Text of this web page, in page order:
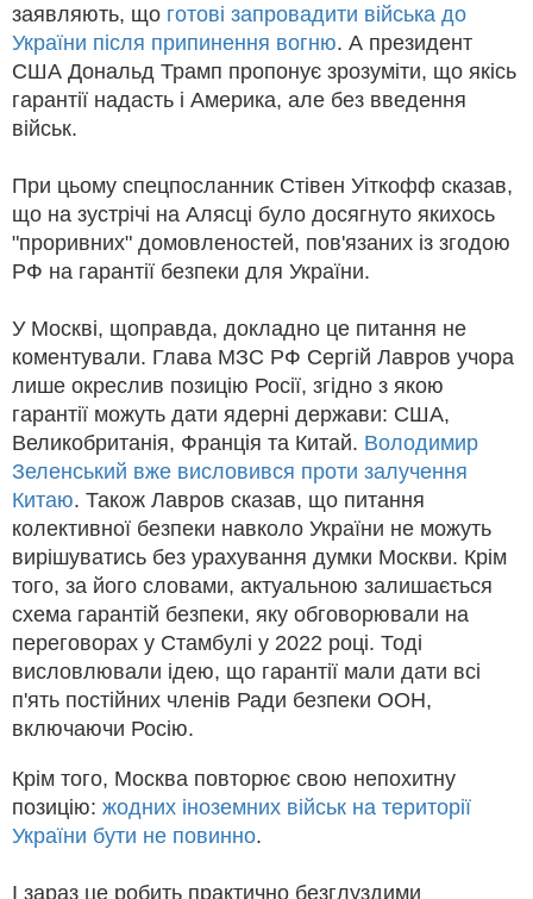
заявляють, що готові запровадити війська до
України після припинення вогню. А президент
США Дональд Трамп пропонує зрозуміти, що якісь
гарантії надасть і Америка, але без введення
військ.
При цьому спецпосланник Стівен Уіткофф сказав,
що на зустрічі на Алясці було досягнуто якихось
"проривних" домовленостей, пов'язаних із згодою
РФ на гарантії безпеки для України.
У Москві, щоправда, докладно це питання не
коментували. Глава МЗС РФ Сергій Лавров учора
лише окреслив позицію Росії, згідно з якою
гарантії можуть дати ядерні держави: США,
Великобританія, Франція та Китай. Володимир
Зеленський вже висловився проти залучення
Китаю. Також Лавров сказав, що питання
колективної безпеки навколо України не можуть
вирішуватись без урахування думки Москви. Крім
того, за його словами, актуальною залишається
схема гарантій безпеки, яку обговорювали на
переговорах у Стамбулі у 2022 році. Тоді
висловлювали ідею, що гарантії мали дати всі
п'ять постійних членів Ради безпеки ООН,
включаючи Росію.
Крім того, Москва повторює свою непохитну
позицію: жодних іноземних військ на території
України бути не повинно.
І зараз це робить практично безглуздими